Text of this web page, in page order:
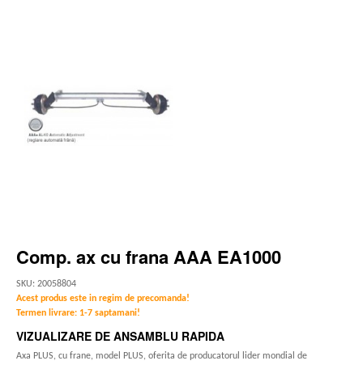
Comp. ax cu frana AAA EA1000
SKU: 20058804
Acest produs este in regim de precomanda!
Termen livrare: 1-7 saptamani!
VIZUALIZARE DE ANSAMBLU RAPIDA
Axa PLUS, cu frane, model PLUS, oferita de producatorul lider mondial de